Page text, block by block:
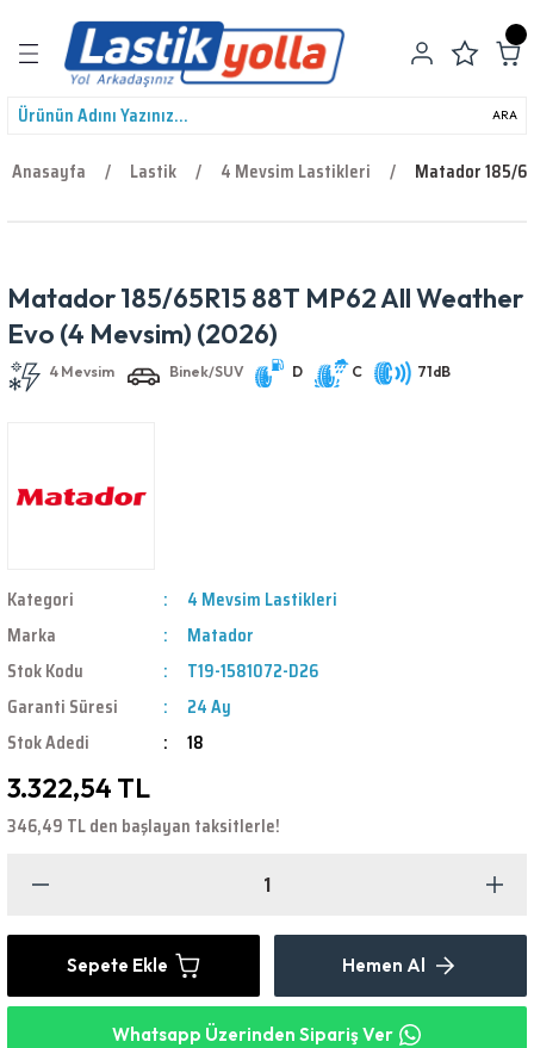
Geri Dön
ARA
Anasayfa Lastik 4 Mevsim Lastikleri Matador 185/
Matador 185/65R15 88T MP62 All Weather
Evo (4 Mevsim) (2026)
4 Mevsim Binek/SUV D C 71dB
Kategori
4 Mevsim Lastikleri
Marka
Matador
Stok Kodu
T19-1581072-D26
Garanti Süresi
24 Ay
Stok Adedi
18
3.322,54 TL
346,49 TL den başlayan taksitlerle!
Sepete Ekle Hemen Al
Whatsapp Üzerinden Sipariş Ver